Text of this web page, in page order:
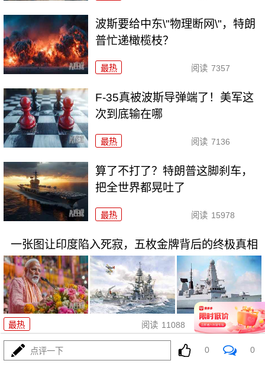
波斯要给中东\"物理断网\"，特朗
普忙递橄榄枝？
最热 阅读 7357
F-35真被波斯导弹端了！美军这
次到底输在哪
最热 阅读 7136
算了不打了？特朗普这脚刹车，
把全世界都晃吐了
最热 阅读 15978
一张图让印度陷入死寂，五枚金牌背后的终极真相
最热 阅读 11088 08-03
上将一封信捅破天！美军五艘驱逐舰要盖三口锅！
点评一下 0 0